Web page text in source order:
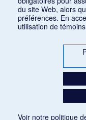
du site Web, alors
préférences. En
utilisation de
Voir notre politique